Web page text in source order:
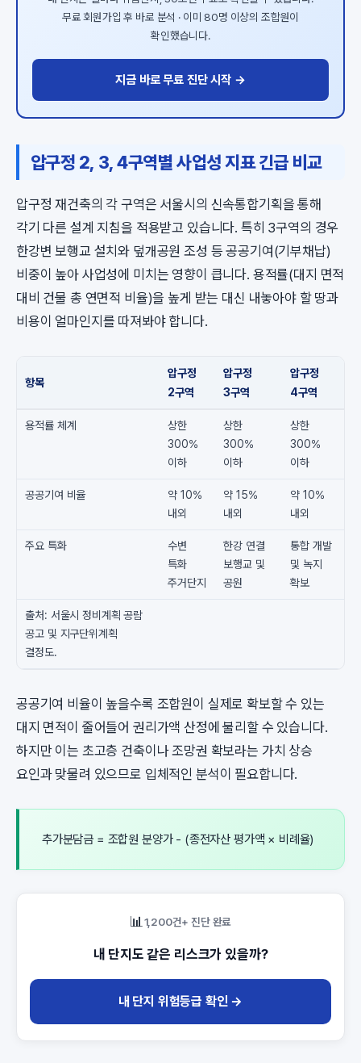
무료 회원가입 후 바로 분석 · 이미 80명 이상의 조합원이
확인했습니다.
지금 바로 무료 진단 시작 →
압구정 2, 3, 4구역별 사업성 지표 긴급 비교
압구정 재건축의 각 구역은 서울시의 신속통합기획을 통해
각기 다른 설계 지침을 적용받고 있습니다. 특히 3구역의 경우
한강변 보행교 설치와 덮개공원 조성 등 공공기여(기부채납)
비중이 높아 사업성에 미치는 영향이 큽니다. 용적률(대지 면적
대비 건물 총 연면적 비율)을 높게 받는 대신 내놓아야 할 땅과
비용이 얼마인지를 따져봐야 합니다.
항목
압구정
2구역
압구정
3구역
압구정
4구역
용적률 체계
상한
300%
이하
상한
300%
이하
상한
300%
이하
공공기여 비율
약 10%
내외
약 15%
내외
약 10%
내외
주요 특화
수변
특화
주거단지
한강 연결
보행교 및
공원
통합 개발
및 녹지
확보
출처: 서울시 정비계획 공람
공고 및 지구단위계획
결정도.
공공기여 비율이 높을수록 조합원이 실제로 확보할 수 있는
대지 면적이 줄어들어 권리가액 산정에 불리할 수 있습니다.
하지만 이는 초고층 건축이나 조망권 확보라는 가치 상승
요인과 맞물려 있으므로 입체적인 분석이 필요합니다.
추가분담금 = 조합원 분양가 - (종전자산 평가액 × 비례율)
📊1,200건+ 진단 완료
내 단지도 같은 리스크가 있을까?
내 단지 위험등급 확인 →